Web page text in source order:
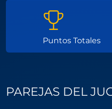
Puntos Totales
PAREJAS DEL